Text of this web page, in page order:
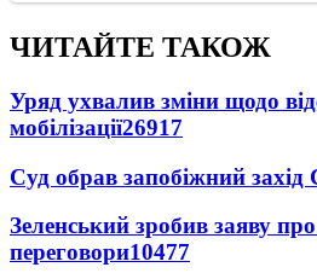
ЧИТАЙТЕ ТАКОЖ
Уряд ухвалив зміни щодо
мобілізації26917
Суд обрав запобіжний захід
Зеленський зробив заяву
переговори10477